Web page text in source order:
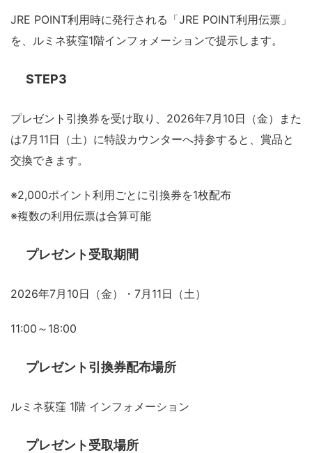
JRE POINT利用時に発行される「JRE POINT利用伝票」
を、ルミネ荻窪1階インフォメーションで提示します。
STEP3
プレゼント引換券を受け取り、2026年7月10日（金）また
は7月11日（土）に特設カウンターへ持参すると、賞品と
交換できます。
※2,000ポイント利用ごとに引換券を1枚配布
※複数の利用伝票は合算可能
プレゼント受取期間
2026年7月10日（金）・7月11日（土）
11:00～18:00
プレゼント引換券配布場所
ルミネ荻窪 1階 インフォメーション
プレゼント受取場所